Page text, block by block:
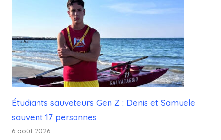
Étudiants sauveteurs Gen Z : Denis et Samuele
sauvent 17 personnes
6 août 2026